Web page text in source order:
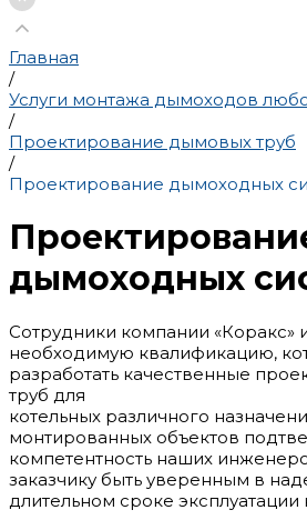
Главная
/
Услуги монтажа дымоходов
/
Проектирование дымовых труб
/
Проектирование дымоходных
дымоходных
Сотрудники компании «Коракс»
необходимую квалификацию,
разработать качественные
труб для
котельных различного
монтированных объектов
компетентность наших
заказчику быть уверенным в
длительном сроке эксплуатации